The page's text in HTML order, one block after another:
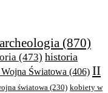
archeologia (870)
(473) historia
Światowa (406) II
światowa (230) kobiety w